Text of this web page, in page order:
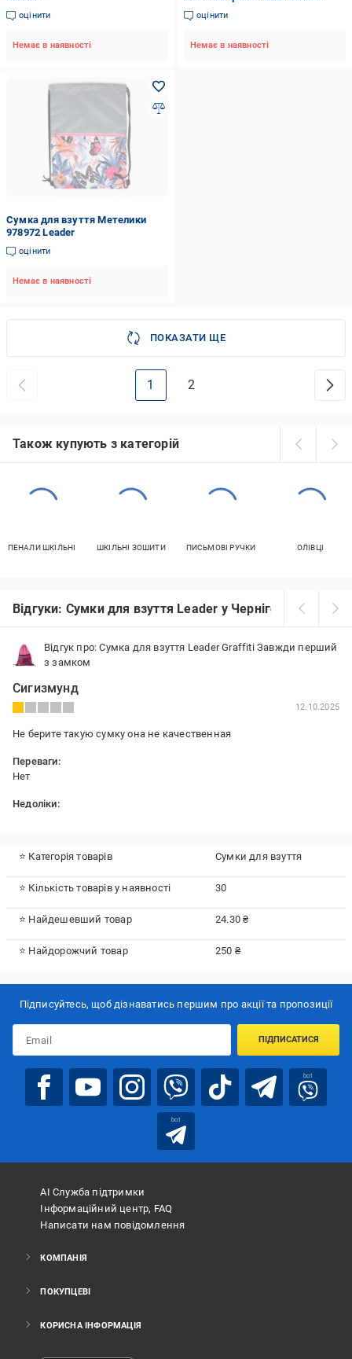
оцінити
Немає в наявності
оцінити
Немає в наявності
Сумка для взуття Метелики
978972 Leader
оцінити
Немає в наявності
ПОКАЗАТИ ЩЕ
1 2
Також купують з категорій
ПЕНАЛИ ШКІЛЬНІ ШКІЛЬНІ ЗОШИТИ ПИСЬМОВІ РУЧКИ ОЛІВЦІ
Відгуки: Сумки для взуття Leader у Чернігові
Відгук про: Сумка для взуття Leader Graffiti Завжди перший
з замком
Сигизмунд
12.10.2025
Не берите такую сумку она не качественная
Переваги:
Нет
Недоліки:
⭐ Категорія товарів Сумки для взуття
⭐ Кількість товарів у наявності 30
⭐ Найдешевший товар 24.30 ₴
⭐ Найдорожчий товар 250 ₴
Підписуйтесь, щоб дізнаватись першим про акції та пропозиції
ПІДПИСАТИСЯ
bot
bot
АІ Служба підтримки
Інформаційний центр, FAQ
Написати нам повідомлення
КОМПАНІЯ
ПОКУПЦЕВІ
КОРИСНА ІНФОРМАЦІЯ